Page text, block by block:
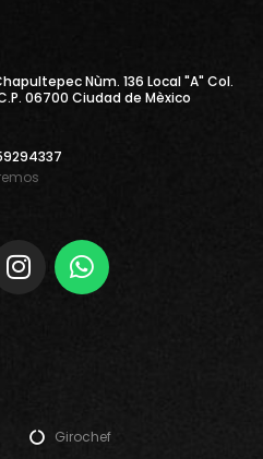
Nùm. 136 Local "A" Col.
06700 Ciudad de Mèxico
Girochef